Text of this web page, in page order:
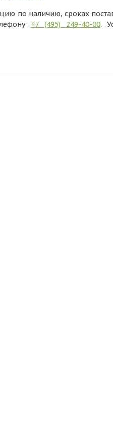
по наличию, сроках
+7 (495) 249-40-00.